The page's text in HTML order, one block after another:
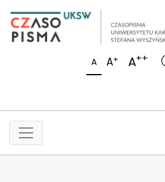
A A+ A++